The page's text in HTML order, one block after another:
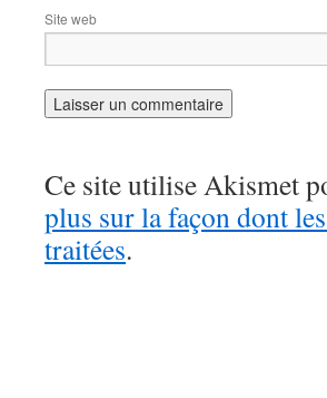
Site web
Ce site utilise Akismet
plus sur la façon dont
traitées.